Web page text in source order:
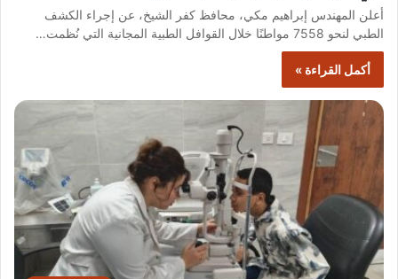
أعلن المهندس إبراهيم مكي، محافظ كفر الشيخ، عن إجراء الكشف
الطبي لنحو 7558 مواطنًا خلال القوافل الطبية المجانية التي نُظمت…
أكمل القراءة »